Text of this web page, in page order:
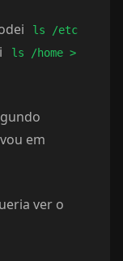
ls /etc
ls /home >
em
ver o